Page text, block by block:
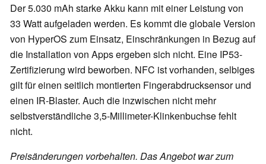
Der 5.030 mAh starke Akku kann mit einer Leistung von
33 Watt aufgeladen werden. Es kommt die globale Version
von HyperOS zum Einsatz, Einschränkungen in Bezug auf
die Installation von Apps ergeben sich nicht. Eine IP53-
Zertifizierung wird beworben. NFC ist vorhanden, selbiges
gilt für einen seitlich montierten Fingerabdrucksensor und
einen IR-Blaster. Auch die inzwischen nicht mehr
selbstverständliche 3,5-Millimeter-Klinkenbuchse fehlt
nicht.
Preisänderungen vorbehalten. Das Angebot war zum